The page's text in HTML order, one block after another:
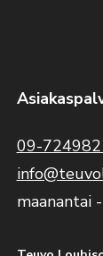
09-
maanantai